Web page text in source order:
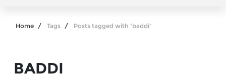
Home Tags Posts tagged with "baddi"
BADDI